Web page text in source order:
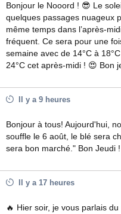
Bonjour le Nooord ! 😎 Le
quelques passages nuageux
même temps dans l’après-
fréquent. Ce sera pour une
semaine avec de 14°C à
24°C cet après-midi ! 😍 Bon
Il y a 9 heures
Bonjour à tous! Aujourd'hui,
souffle le 6 août, le blé sera
sera bon marché." Bon Jeudi
Il y a 17 heures
🔥 Hier soir, je vous parlais